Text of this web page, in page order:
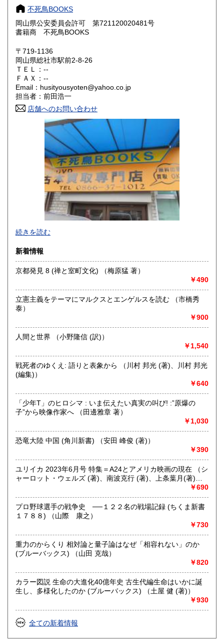
愛知県
滋賀県 300円
大阪府 300円
奈良県
鳥取県
300円 広島県
300円 徳島県
300円 愛媛県
300円 福岡県
300円 長崎県
熊本県
宮崎県
沖縄県 300円
不死鳥BOOKS
岡山県公安委員会許可 第721120020481号
書籍商 不死鳥BOOKS
〒719-1136
岡山県総社市駅前2-8-26
ＴＥＬ：--
ＦＡＸ：--
Email：husityousyoten@yahoo.co.jp
担当者：前田浩一
店舗へのお問い合わせ
不死鳥BOOKSでは、書籍だけでなくCD、DVD、レコード、
ゲーム、おもちゃ、骨董品まであらゆるものの買い取りがで
にお問い合わせください。出張費は、無料です。
沿線名：伯備線・桃太郎線(吉備線)
営業時間：9時から17時
定休日：年中無休
不死鳥BOOKSでは、書籍だけでなくCD、DVD、レコード、
ゲーム、おもちゃ、骨董品まであらゆるものの買い取りがで
にお問い合わせください。出張費は、無料です。
哲学宗教、歴史、社会科学、自然科学、美術工芸、趣味、外
国書、サブカルチャー、古書一般（その他）
オールジャンル
続きを読む
新着情報
京都発見 8 (禅と室町文化) （梅原猛 著）
￥490
立憲主義をテーマにマルクスとエンゲルスを読む （市橋秀
泰）
￥900
人間と世界 （小野隆信 (訳)）
￥1,540
戦死者のゆくえ: 語りと表象から （川村 邦光 (著)、川村 邦光
(編集)）
￥640
「少年T」のヒロシマ : いま伝えたい真実の叫び! :”原爆の
子”から映像作家へ （田邊雅章 著）
￥1,030
恐竜大陸 中国 (角川新書) （安田 峰俊 (著)）
￥390
ユリイカ 2023年6月号 特集＝A24とアメリカ映画の現在 （シ
ャーロット・ウェルズ (著)、南波克行 (著)、上条葉月(著)、
￥690
プロ野球選手の戦争史 ──１２２名の戦場記録 (ちくま新書
１７８８) （山際 康之）
￥730
重力のからくり 相対論と量子論はなぜ「相容れない」のか
(ブルーバックス) （山田 克哉）
￥820
カラー図説 生命の大進化40億年史 古生代編生命はいかに誕
生し、多様化したのか (ブルーバックス) （土屋 健 (著)）
￥930
全ての新着情報